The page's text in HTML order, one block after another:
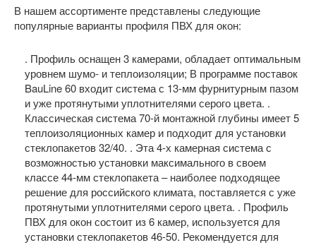
В нашем ассортименте представлены следующие
популярные варианты профиля ПВХ для окон:
. Профиль оснащен 3 камерами, обладает оптимальным
уровнем шумо- и теплоизоляции; В программе поставок
BauLine 60 входит система с 13-мм фурнитурным пазом
и уже протянутыми уплотнителями серого цвета. .
Классическая система 70-й монтажной глубины имеет 5
теплоизоляционных камер и подходит для установки
стеклопакетов 32/40. . Эта 4-х камерная система с
возможностью установки максимального в своем
классе 44-мм стеклопакета – наиболее подходящее
решение для российского климата, поставляется с уже
протянутыми уплотнителями серого цвета. . Профиль
ПВХ для окон состоит из 6 камер, используется для
установки стеклопакетов 46-50. Рекомендуется для